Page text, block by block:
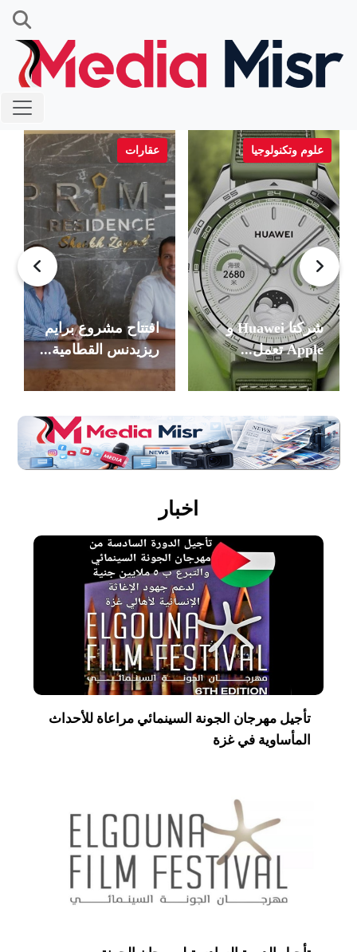
علوم وتكنولوجيا
شركتا Huawei و
Apple تعمل...
عقارات
افتتاح مشروع برايم
ريزيدنس القطامية...
اخبار
تأجيل مهرجان الجونة السينمائي مراعاة للأحداث
المأساوية في غزة